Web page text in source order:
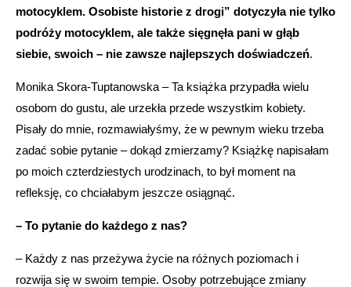
motocyklem. Osobiste historie z drogi” dotyczyła nie tylko
podróży motocyklem, ale także sięgnęła pani w głąb
siebie, swoich – nie zawsze najlepszych doświadczeń.
Monika Skora-Tuptanowska – Ta książka przypadła wielu
osobom do gustu, ale urzekła przede wszystkim kobiety.
Pisały do mnie, rozmawiałyśmy, że w pewnym wieku trzeba
zadać sobie pytanie – dokąd zmierzamy? Książkę napisałam
po moich czterdziestych urodzinach, to był moment na
refleksję, co chciałabym jeszcze osiągnąć.
– To pytanie do każdego z nas?
– Każdy z nas przeżywa życie na różnych poziomach i
rozwija się w swoim tempie. Osoby potrzebujące zmiany